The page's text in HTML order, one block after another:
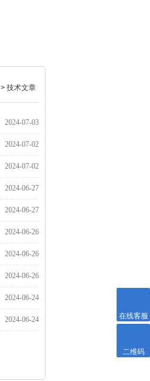
> 技术文章
2024-07-03
2024-07-02
2024-07-02
2024-06-27
2024-06-27
2024-06-26
2024-06-26
2024-06-26
2024-06-24
2024-06-24 在线客服
二维码